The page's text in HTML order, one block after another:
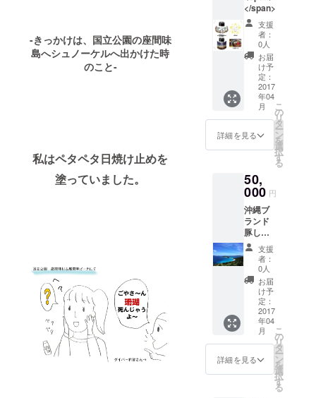
-きっかけは、国立公園の座間味
島へシュノーケルへ出かけた時
のこと-
私はペタペタ日焼け止めを
塗っていました。
感肌の
方にも
お使い
いただ
けま
す。月
桃、キ
ングシ
アバ
ター、
ホホバ
オイル
クリー
ムは、
アンチ
エイジ
ングケ
アや紫
外線の
ケアに
お使い
いただ
けま
す。 優
しい使
い心地
で、
しっか
りと肌
</span>
支援
者：
0人
お届
け予
定：
2017
年04
月
詳細を見る
こ
の
リ
タ
ー
ン
を
選
択
す
る
50,
000 円
沖縄ブ
ランド
豚しゃ
ぶしゃ
ぶをご
自宅へ
発送し
ます
（３〜
４名様
分を送
りま
す。）
pokke1
04デザ
イン
支援
者：
0人
お届
け予
定：
2017
年04
月
詳細を見る
こ
の
リ
タ
ー
ン
を
選
択
す
る